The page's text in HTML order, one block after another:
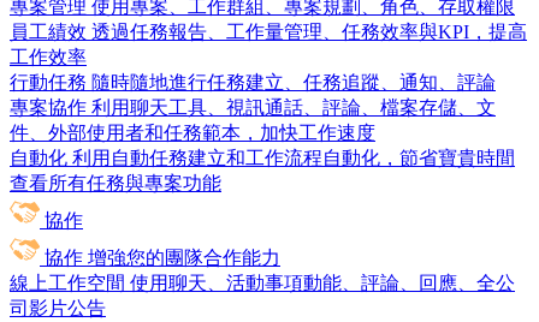
專案管理 使用專案、工作群組、專案規劃、角色、存取權限
員工績效 透過任務報告、工作量管理、任務效率與KPI，提高
工作效率
行動任務 隨時隨地進行任務建立、任務追蹤、通知、評論
專案協作 利用聊天工具、視訊通話、評論、檔案存儲、文
件、外部使用者和任務範本，加快工作速度
自動化 利用自動任務建立和工作流程自動化，節省寶貴時間
查看所有任務與專案功能
協作
協作 增強您的團隊合作能力
線上工作空間 使用聊天、活動事項動能、評論、回應、全公
司影片公告